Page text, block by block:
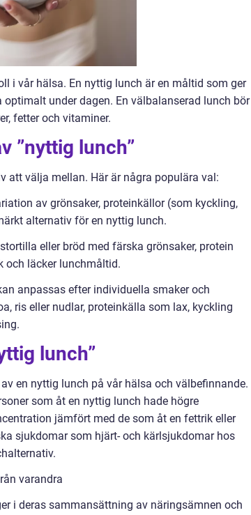
i vår hälsa. En nyttig lunch är en måltid som ger
under dagen. En välbalanserad lunch bör
fetter och vitaminer.
”nyttig lunch”
att välja mellan. Här är några populära val:
av grönsaker, proteinkällor (som kyckling,
alternativ för en nyttig lunch.
eller bröd med färska grönsaker, protein
och läcker lunchmåltid.
anpassas efter individuella smaker och
ris eller nudlar, proteinkälla som lax, kyckling
lunch”
en nyttig lunch på vår hälsa och välbefinnande.
som åt en nyttig lunch hade högre
jämfört med de som åt en fettrik eller
sjukdomar som hjärt- och kärlsjukdomar hos
varandra
i deras sammansättning av näringsämnen och